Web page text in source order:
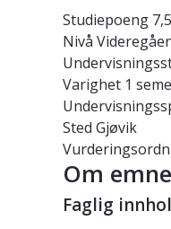
Studiepoeng 7,5
Nivå
Varighet 1
Sted Gjøvik
Om
Faglig